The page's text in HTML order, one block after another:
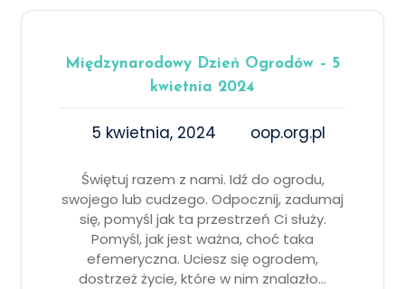
Międzynarodowy Dzień Ogrodów – 5
kwietnia 2024
5 kwietnia, 2024 oop.org.pl
Świętuj razem z nami. Idź do ogrodu,
swojego lub cudzego. Odpocznij, zadumaj
się, pomyśl jak ta przestrzeń Ci służy.
Pomyśl, jak jest ważna, choć taka
efemeryczna. Uciesz się ogrodem,
dostrzeż życie, które w nim znalazło…